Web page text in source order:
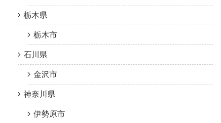
栃木県
栃木市
石川県
金沢市
神奈川県
伊勢原市